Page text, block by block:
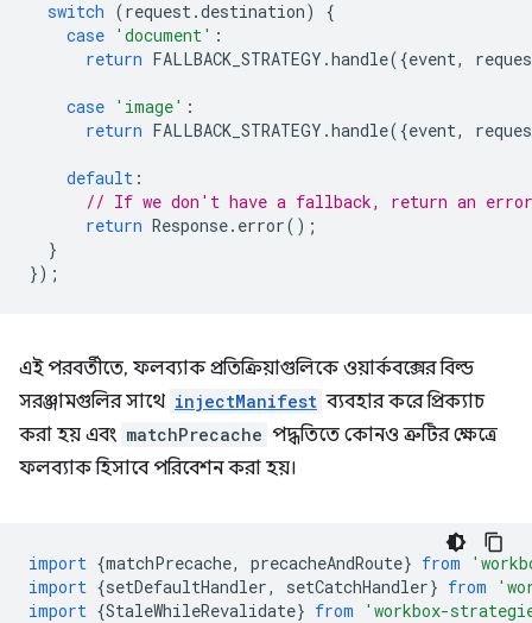
switch (request.destination)
{
case 'document' :
return FALLBACK_STRATEGY .handle({event,
case 'image' :
return FALLBACK_STRATEGY .handle({event,
default :
// If we don't have a fallback, return an error
return Response. error();
}
});
এই পরবর্তীতে, ফলব্যাক প্রতিক্রিয়াগুলিকে ওয়ার্কবক্সের বিল্ড
সরঞ্জামগুলির সাথে injectManifest ব্যবহার করে প্রিক্যাচ
করা হয় এবং matchPrecache পদ্ধতিতে কোনও ত্রুটির ক্ষেত্রে
ফলব্যাক হিসাবে পরিবেশন করা হয়।
import {matchPrecache, precacheAndRoute} from
import {setDefaultHandler, setCatchHandler} from
import {StaleWhileRevalidate} from 'workbox-